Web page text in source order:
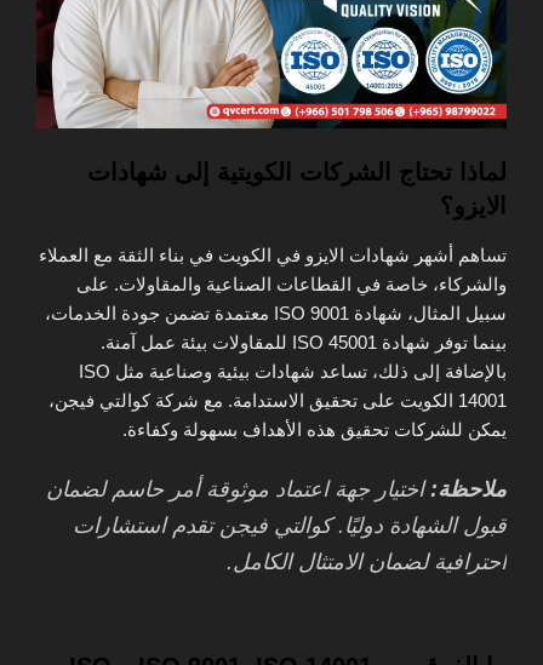
لماذا تحتاج الشركات الكويتية إلى شهادات
الايزو؟
تساهم أشهر شهادات الايزو في الكويت في بناء الثقة مع العملاء
والشركاء، خاصة في القطاعات الصناعية والمقاولات. على
سبيل المثال، شهادة ISO 9001 معتمدة تضمن جودة الخدمات،
بينما توفر شهادة ISO 45001 للمقاولات بيئة عمل آمنة.
بالإضافة إلى ذلك، تساعد شهادات بيئية وصناعية مثل ISO
14001 الكويت على تحقيق الاستدامة. مع شركة كوالتي فيجن،
يمكن للشركات تحقيق هذه الأهداف بسهولة وكفاءة.
ملاحظة: اختيار جهة اعتماد موثوقة أمر حاسم لضمان
قبول الشهادة دوليًا. كوالتي فيجن تقدم استشارات
احترافية لضمان الامتثال الكامل.